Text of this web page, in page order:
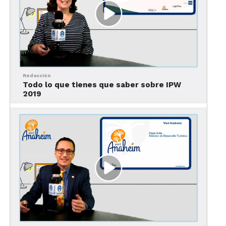
usos múltiples. Revisa las actividades agendadas
en su s itio web.
3. Yorba Regional Park
Los amantes de la naturaleza sin duda disfrutarán
de pasar el tiempo al aire libre en el Parque
Regional Yorba. Este parque de Anaheim está
ubicado a lo largo del río Santa Ana. Un lugar
perfecto para un pícnic o un paseo en bicicleta.
Redacción
Todo lo que tienes que saber sobre IPW
2019